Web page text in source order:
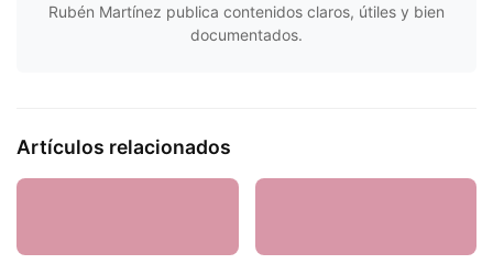
Rubén Martínez publica contenidos claros, útiles y bien
documentados.
Artículos relacionados